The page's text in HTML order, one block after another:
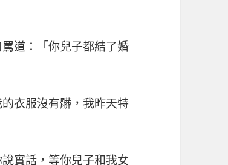
道：「你兒子都結了婚
衣服沒有髒，我昨天特
實話，等你兒子和我女